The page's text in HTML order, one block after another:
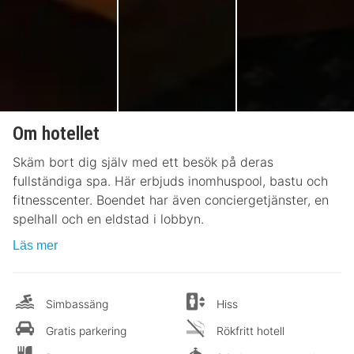
Om hotellet
Skäm bort dig själv med ett besök på deras
fullständiga spa. Här erbjuds inomhuspool, bastu och
fitnesscenter. Boendet har även conciergetjänster, en
spelhall och en eldstad i lobbyn.
Läs mer
Simbassäng
Gratis parkering
Hiss
Rökfritt hotell